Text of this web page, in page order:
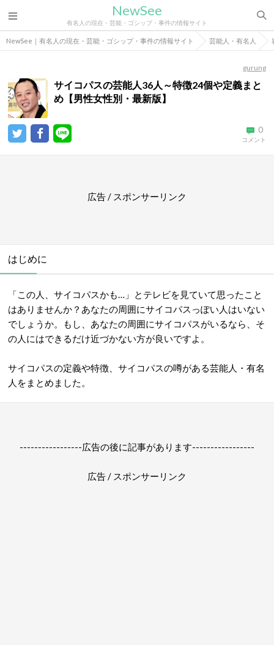
NewSee
有名人の現在・芸能・ゴシップ・事件の情報サイト
NewSee｜有名人の現在・芸能・ゴシップ・事件の情報サイト 芸能人・有名人
gurung
サイコパスの芸能人36人～特徴24個や定義まと
め【男性女性別・最新版】
0
コメント
広告 / スポンサーリンク
はじめに
「この人、サイコパスかも…」とテレビを見ていて思ったこと
はありませんか？あなたの周囲にサイコパスっぽい人はいない
でしょうか。もし、あなたの周囲にサイコパスがいるなら、そ
の人にはできるだけ近づかない方が良いですよ。
サイコパスの定義や特徴、サイコパスの噂がある芸能人・有名
人をまとめました。
-----------------広告の後に記事があります-----------------
広告 / スポンサーリンク